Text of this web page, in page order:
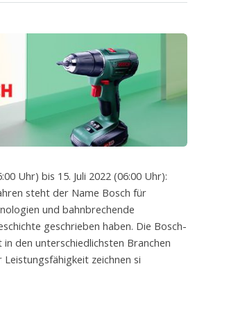
Uhr) bis 15. Juli 2022 (06:00 Uhr):
steht der Name Bosch für
und bahnbrechende
geschrieben haben. Die Bosch-
den unterschiedlichsten Branchen
zeichnen si